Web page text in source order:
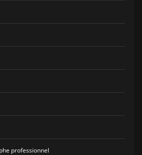
professionnel